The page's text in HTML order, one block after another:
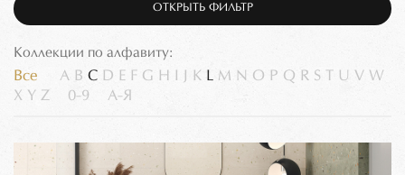
ОТКРЫТЬ ФИЛЬТР
Коллекции по алфавиту:
Все A B C D E F G H K L M N O P Q R S U V W
X Y Z 0-9 А-Я